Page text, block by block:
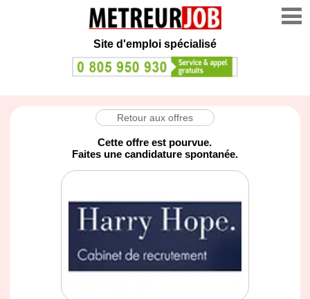
Site d'emploi spécialisé
Retour aux offres
Cette offre est pourvue.
Faites une candidature spontanée.